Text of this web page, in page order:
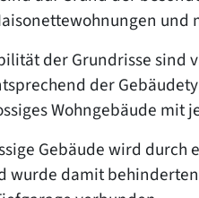
und
der Grundrisse sind
der
Wohngebäude mit
Gebäude wird
wurde damit